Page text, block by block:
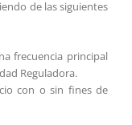
de las siguientes
frecuencia principal
Reguladora.
con o sin fines de